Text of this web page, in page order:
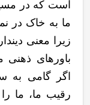
است که در
ما به خاک در
زیرا معنی
باورهای ذهنی
اگر گامی به
رقیب ما، ما